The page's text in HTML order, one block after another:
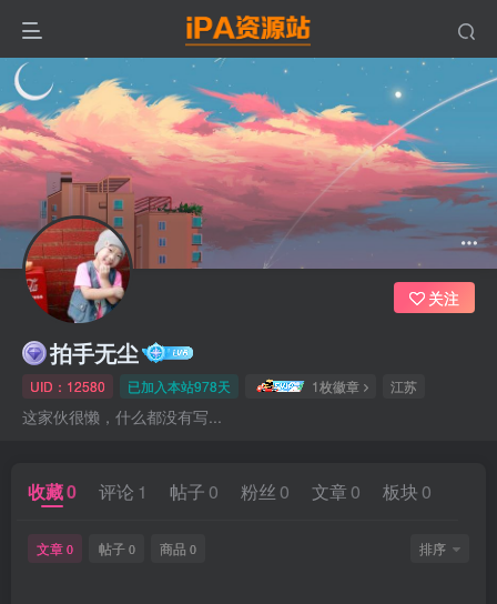
拍手无尘
UID：12580 已加入本站978天 1枚徽章 江苏
这家伙很懒，什么都没有写...
关注
收藏0 评论 1 帖子 0 粉丝 0 文章 0 板块 0
文章 0 帖子 0 商品 0 排序